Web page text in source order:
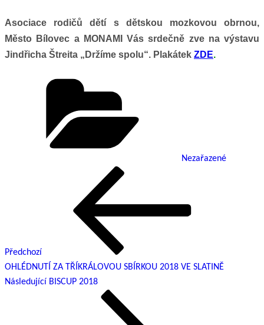
Asociace rodičů dětí s dětskou mozkovou obrnou,
Město Bílovec a MONAMI Vás srdečně zve na výstavu
Jindřicha Štreita „Držíme spolu“. Plakátek ZDE.
Nezařazené
Předchozí
OHLÉDNUTÍ ZA TŘÍKRÁLOVOU SBÍRKOU 2018 VE SLATINĚ
Následující
Následující BISCUP 2018